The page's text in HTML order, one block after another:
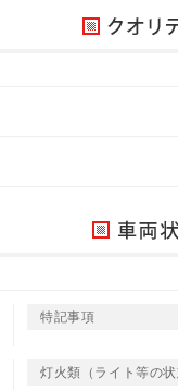
特記事項
灯火類（ライト等の状